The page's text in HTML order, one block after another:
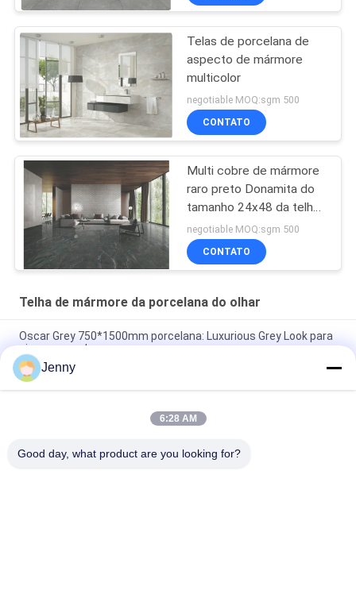
Telas de porcelana de
aspecto de mármore
multicolor
negotiable MOQ:sgm 500
CONTATO
Multi cobre de mármore
raro preto Donamita do
tamanho 24x48 da telha
da porcelana do olhar
negotiable MOQ:sgm 500
CONTATO
Telha de mármore da porcelana do olhar
Oscar Grey 750*1500mm porcelana: Luxurious Grey Look para
pisos e paredes
Telha de porcelana cinza nuvem: 750*1500mm, 9,5mm de
espessura, acabamento de aspecto de mármore
Chapa de porcelana cinza pura: espessura de 9,5 mm, cor
Jenny
6:28 AM
Good day, what product are you looking for?